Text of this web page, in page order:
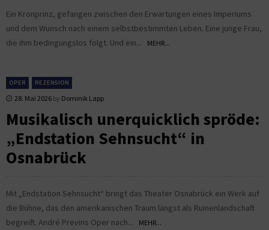
Ein Kronprinz, gefangen zwischen den Erwartungen eines Imperiums
und dem Wunsch nach einem selbstbestimmten Leben. Eine junge Frau,
die ihm bedingungslos folgt. Und ein...
MEHR...
OPER REZENSION
28. Mai 2026 by Dominik Lapp
Musikalisch unerquicklich spröde:
„Endstation Sehnsucht“ in
Osnabrück
Mit „Endstation Sehnsucht“ bringt das Theater Osnabrück ein Werk auf
die Bühne, das den amerikanischen Traum längst als Ruinenlandschaft
begreift. André Previns Oper nach...
MEHR...